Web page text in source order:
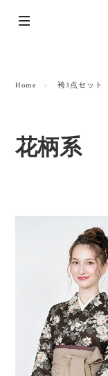
Home 袴3点セット
花柄系